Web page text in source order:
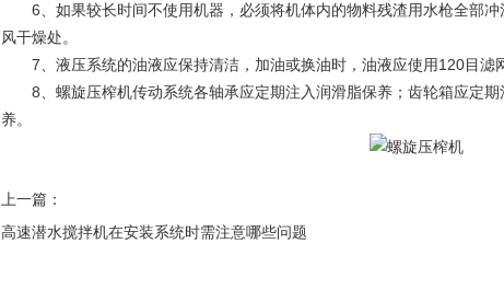
6、如果较长时间不使用机器，必须将机体内的物料残渣用水枪全部冲
风干燥处。
7、液压系统的油液应保持清洁，加油或换油时，油液应使用120目滤
8、螺旋压榨机传动系统各轴承应定期注入润滑脂保养；齿轮箱应定期
养。
上一篇：
高速潜水搅拌机在安装系统时需注意哪些问题